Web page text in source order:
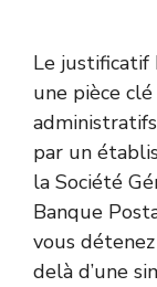
Le justificatif
une pièce
par un
la Société
Banque
vous
delà d’une